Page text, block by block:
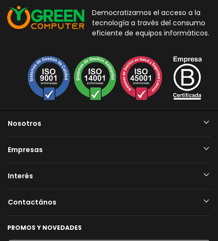
Democratizamos el acceso a la
tecnología a través del consumo
eficiente de equipos informáticos.
Nosotros
Empresas
Interés
Contactános
PROMOS Y NOVEDADES